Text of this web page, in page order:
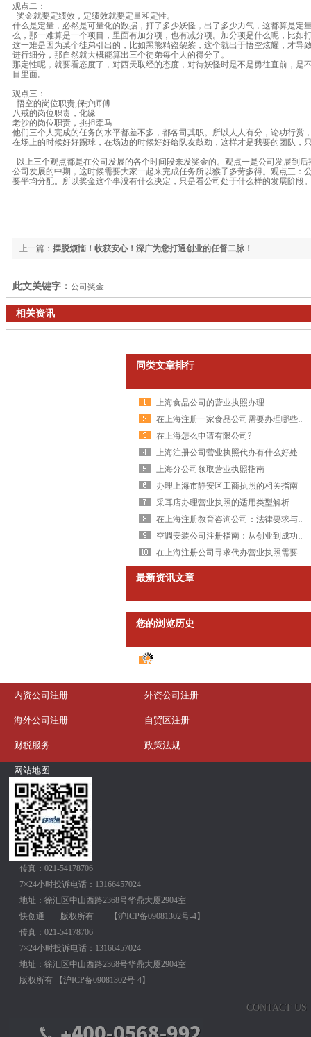
观点二：
奖金就要定绩效，定绩效就要定量和定性。
什么是定量，必然是可量化的数据，打了多少妖怪，出了多少力气，这都算是定
么，那一难算是一个项目，里面有加分项，也有减分项。加分项是什么呢，比
这一难是因为某个徒弟引出的，比如黑熊精盗袈裟，这个就出于悟空炫耀，才
进行细分，那自然就大概能算出三个徒弟每个人的得分了。
那定性呢，就要看态度了，对西天取经的态度，对待妖怪时是不是勇往直前，
目里面。
观点三：
悟空的岗位职责,保护师傅
八戒的岗位职责，化缘
老沙的岗位职责，挑担牵马
他们三个人完成的任务的水平都差不多，都各司其职。所以人人有分，论功行
在场上的时候好好踢球，在场边的时候好好给队友鼓劲，这样才是我要的团队
以上三个观点都是在公司发展的各个时间段来发奖金的。观点一是公司发展到
公司发展的中期，这时候需要大家一起来完成任务所以猴子多劳多得。观点三
要平均分配。所以奖金这个事没有什么决定，只是看公司处于什么样的发展阶段
上一篇： 摆脱烦恼！收获安心！深广为您打通创业的任督二脉！
此文关键字： 公司奖金
相关资讯
同类文章排行
上海食品公司的营业执照办理
在上海怎么申请有限公司?
上海注册公司营业执照代办有什么好处
上海分公司领取营业执照指南
办理上海市静安区工商执照的相关指南
采耳店办理营业执照的适用类型解析
最新资讯文章
您的浏览历史
内资公司注册 外资公司注册
海外公司注册 自贸区注册
财税服务 政策法规
网站地图
传真：021-54178706
7×24小时投诉电话：13166457024
地址：徐汇区中山西路2368号华鼎大厦2904室
快创通
版权所有 【沪ICP备09081302号-4】
传真：021-54178706
7×24小时投诉电话：13166457024
地址：徐汇区中山西路2368号华鼎大厦2904室
版权所有 【沪ICP备09081302号-4】
CONTACT US